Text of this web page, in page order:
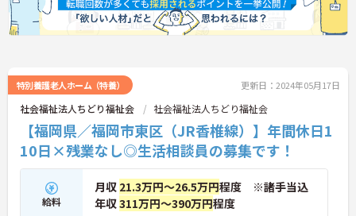
特別養護老人ホーム（特養） 更新日：2024年05月17日
社会福祉法人ちどり福祉会 社会福祉法人ちどり福祉会
【福岡県／福岡市東区（JR香椎線）】年間休日1
10日×残業なし◎生活相談員の募集です！
給料
月収 21.3万円～26.5万円程度 ※諸手当込
年収311万円～390万円程度